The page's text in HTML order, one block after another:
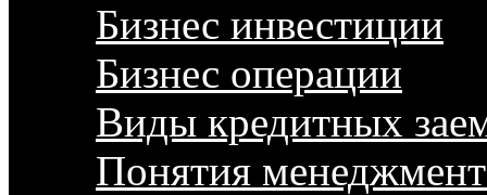
Бизнес инвестиции
Бизнес операции
Виды кредитных
Понятия